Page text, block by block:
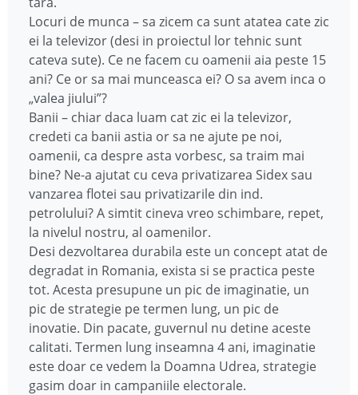
Locuri de munca – sa zicem ca sunt atatea cate zic
ei la televizor (desi in proiectul lor tehnic sunt
cateva sute). Ce ne facem cu oamenii aia peste 15
ani? Ce or sa mai munceasca ei? O sa avem inca o
„valea jiului”?
Banii – chiar daca luam cat zic ei la televizor,
credeti ca banii astia or sa ne ajute pe noi,
oamenii, ca despre asta vorbesc, sa traim mai
bine? Ne-a ajutat cu ceva privatizarea Sidex sau
vanzarea flotei sau privatizarile din ind.
petrolului? A simtit cineva vreo schimbare, repet,
la nivelul nostru, al oamenilor.
Desi dezvoltarea durabila este un concept atat de
degradat in Romania, exista si se practica peste
tot. Acesta presupune un pic de imaginatie, un
pic de strategie pe termen lung, un pic de
inovatie. Din pacate, guvernul nu detine aceste
calitati. Termen lung inseamna 4 ani, imaginatie
este doar ce vedem la Doamna Udrea, strategie
gasim doar in campaniile electorale.